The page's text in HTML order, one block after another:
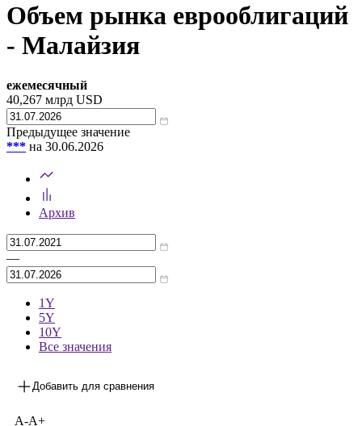
Объем рынка еврооблигаций
- Малайзия
ежемесячный
40,267 млрд USD
Предыдущее значение
*** на 30.06.2026
Архив
—
1Y
5Y
10Y
Все значения
Добавить для сравнения